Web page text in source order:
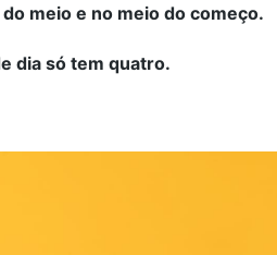
meio e no meio do começo.
dia só tem quatro.